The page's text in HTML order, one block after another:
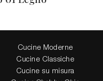
Cucine Moderne
Cucine Classiche
Cucine su misura